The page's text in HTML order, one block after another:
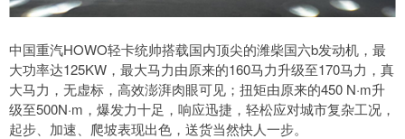
中国重汽HOWO轻卡统帅搭载国内顶尖的潍柴国六b发动机，最
大功率达125KW，最大马力由原来的160马力升级至170马力，真
大马力，无虚标，高效澎湃肉眼可见；扭矩由原来的450 N·m升
级至500N·m，爆发力十足，响应迅捷，轻松应对城市复杂工况，
起步、加速、爬坡表现出色，送货当然快人一步。